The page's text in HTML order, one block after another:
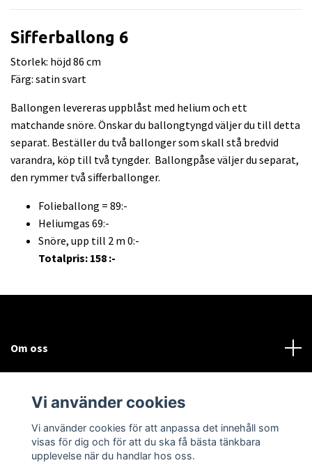
Sifferballong 6
Storlek: höjd 86 cm
Färg: satin svart
Ballongen levereras uppblåst med helium och ett
matchande snöre. Önskar du ballongtyngd väljer du till detta
separat. Beställer du två ballonger som skall stå bredvid
varandra, köp till två tyngder. Ballongpåse väljer du separat,
den rymmer två sifferballonger.
Folieballong = 89:-
Heliumgas 69:-
Snöre, upp till 2 m 0:-
Totalpris: 158 :-
Om oss
Sociala medier
Vi använder cookies
Vi använder cookies för att anpassa det innehåll som
visas för dig och för att du ska få bästa tänkbara
upplevelse när du handlar hos oss.